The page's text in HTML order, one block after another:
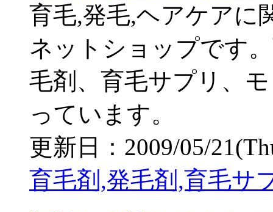
育毛,発毛,ヘアケアに
ネットショップです
毛剤、育毛サプリ、
っています。
更新日：2009/05/
育毛剤,発毛剤,育毛サ